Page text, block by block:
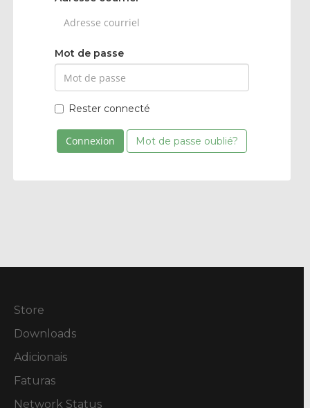
Mot de passe
Rester connecté
Mot de passe oublié?
Store
Downloads
Adicionais
Faturas
Network Status